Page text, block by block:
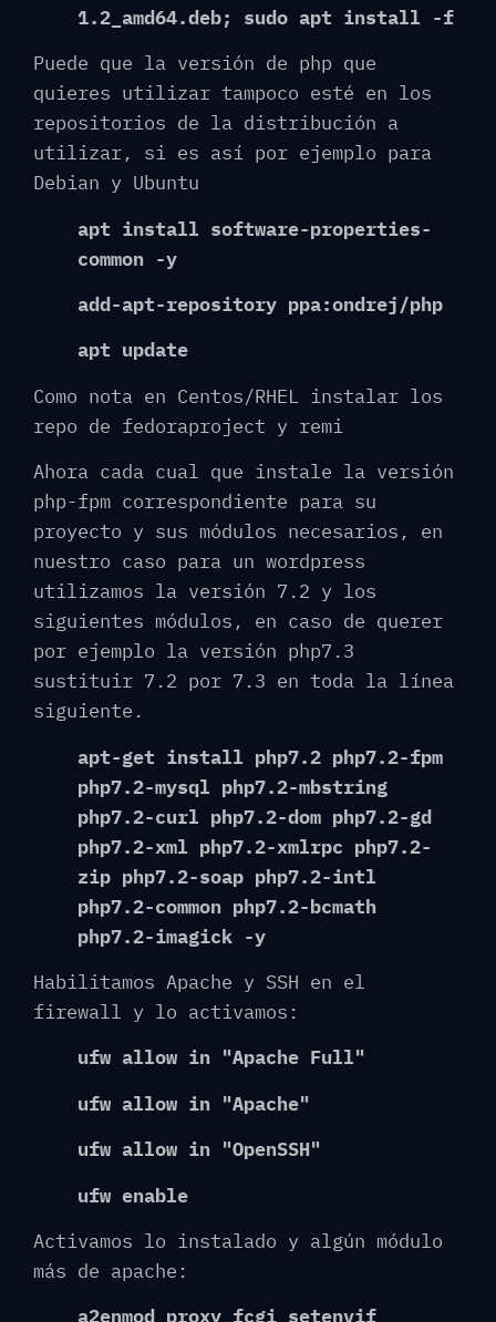
1.2_amd64.deb; sudo apt install -f
Puede que la versión de php que
quieres utilizar tampoco esté en los
repositorios de la distribución a
utilizar, si es así por ejemplo para
Debian y Ubuntu
apt install software-properties-
common -y
add-apt-repository ppa:ondrej/php
apt update
Como nota en Centos/RHEL instalar los
repo de fedoraproject y remi
Ahora cada cual que instale la versión
php-fpm correspondiente para su
proyecto y sus módulos necesarios, en
nuestro caso para un wordpress
utilizamos la versión 7.2 y los
siguientes módulos, en caso de querer
por ejemplo la versión php7.3
sustituir 7.2 por 7.3 en toda la línea
siguiente.
apt-get install php7.2 php7.2-fpm
php7.2-mysql php7.2-mbstring
php7.2-curl php7.2-dom php7.2-gd
php7.2-xml php7.2-xmlrpc php7.2-
zip php7.2-soap php7.2-intl
php7.2-common php7.2-bcmath
php7.2-imagick -y
Habilitamos Apache y SSH en el
firewall y lo activamos:
ufw allow in "Apache Full"
ufw allow in "Apache"
ufw allow in "OpenSSH"
ufw enable
Activamos lo instalado y algún módulo
más de apache:
a2enmod proxy_fcgi setenvif